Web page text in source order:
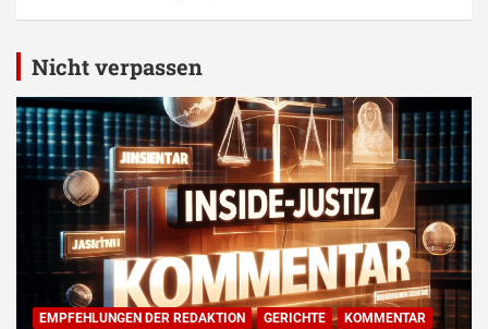
Nicht verpassen
EMPFEHLUNGEN DER REDAKTION GERICHTE
KOMMENTAR